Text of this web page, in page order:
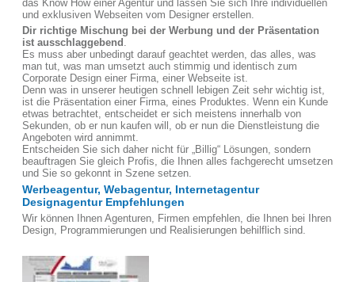
das Know How einer Agentur und lassen Sie sich Ihre individuellen
und exklusiven Webseiten vom Designer erstellen.
Dir richtige Mischung bei der Werbung und der Präsentation
ist ausschlaggebend .
Es muss aber unbedingt darauf geachtet werden, das alles, was
man tut, was man umsetzt auch stimmig und identisch zum
Corporate Design einer Firma, einer Webseite ist.
Denn was in unserer heutigen schnell lebigen Zeit sehr wichtig ist,
ist die Präsentation einer Firma, eines Produktes. Wenn ein Kunde
etwas betrachtet, entscheidet er sich meistens innerhalb von
Sekunden, ob er nun kaufen will, ob er nun die Dienstleistung die
Angeboten wird annimmt.
Entscheiden Sie sich daher nicht für „Billig“ Lösungen, sondern
beauftragen Sie gleich Profis, die Ihnen alles fachgerecht umsetzen
und Sie so gekonnt in Szene setzen.
Werbeagentur, Webagentur, Internetagentur
Designagentur Empfehlungen
Wir können Ihnen Agenturen, Firmen empfehlen, die Ihnen bei Ihren
Design, Programmierungen und Realisierungen behilflich sind.